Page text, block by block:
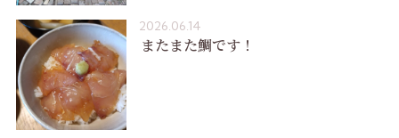
2026.06.14
またまた鯛です！